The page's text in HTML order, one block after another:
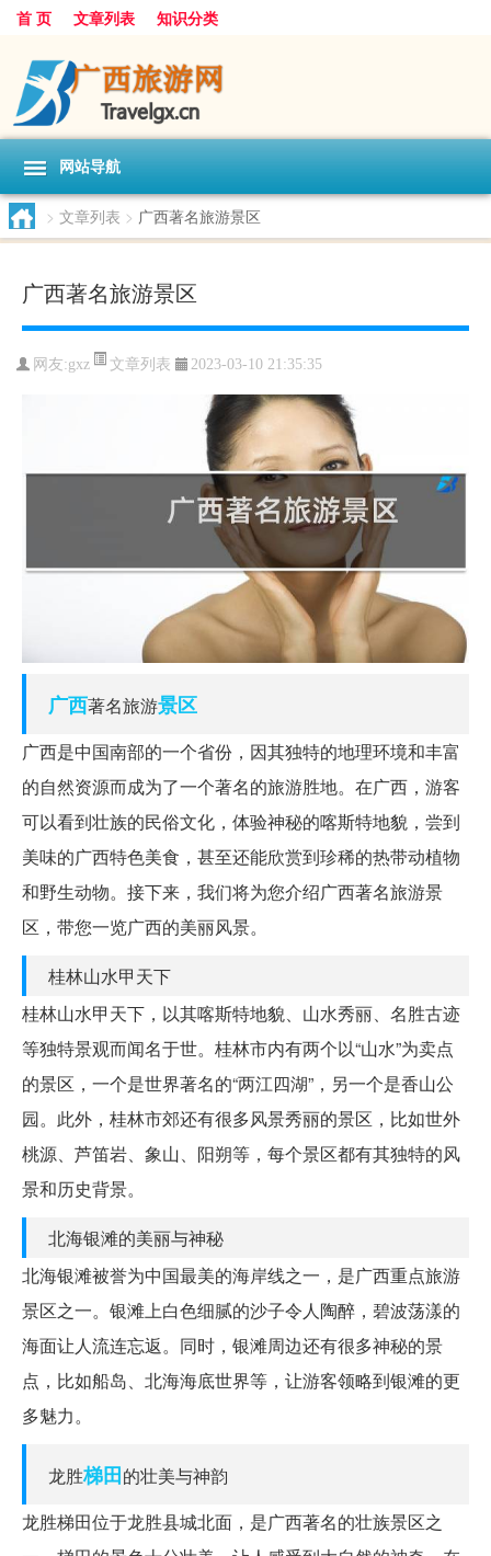
首 页 文章列表 知识分类
网站导航
> 文章列表 > 广西著名旅游景区
广西著名旅游景区
网友:gxz 文章列表 2023-03-10 21:35:35
广西著名旅游景区
广西是中国南部的一个省份，因其独特的地理环境和丰富
的自然资源而成为了一个著名的旅游胜地。在广西，游客
可以看到壮族的民俗文化，体验神秘的喀斯特地貌，尝到
美味的广西特色美食，甚至还能欣赏到珍稀的热带动植物
和野生动物。接下来，我们将为您介绍广西著名旅游景
区，带您一览广西的美丽风景。
桂林山水甲天下
桂林山水甲天下，以其喀斯特地貌、山水秀丽、名胜古迹
等独特景观而闻名于世。桂林市内有两个以“山水”为卖点
的景区，一个是世界著名的“两江四湖”，另一个是香山公
园。此外，桂林市郊还有很多风景秀丽的景区，比如世外
桃源、芦笛岩、象山、阳朔等，每个景区都有其独特的风
景和历史背景。
北海银滩的美丽与神秘
北海银滩被誉为中国最美的海岸线之一，是广西重点旅游
景区之一。银滩上白色细腻的沙子令人陶醉，碧波荡漾的
海面让人流连忘返。同时，银滩周边还有很多神秘的景
点，比如船岛、北海海底世界等，让游客领略到银滩的更
多魅力。
龙胜梯田的壮美与神韵
龙胜梯田位于龙胜县城北面，是广西著名的壮族景区之